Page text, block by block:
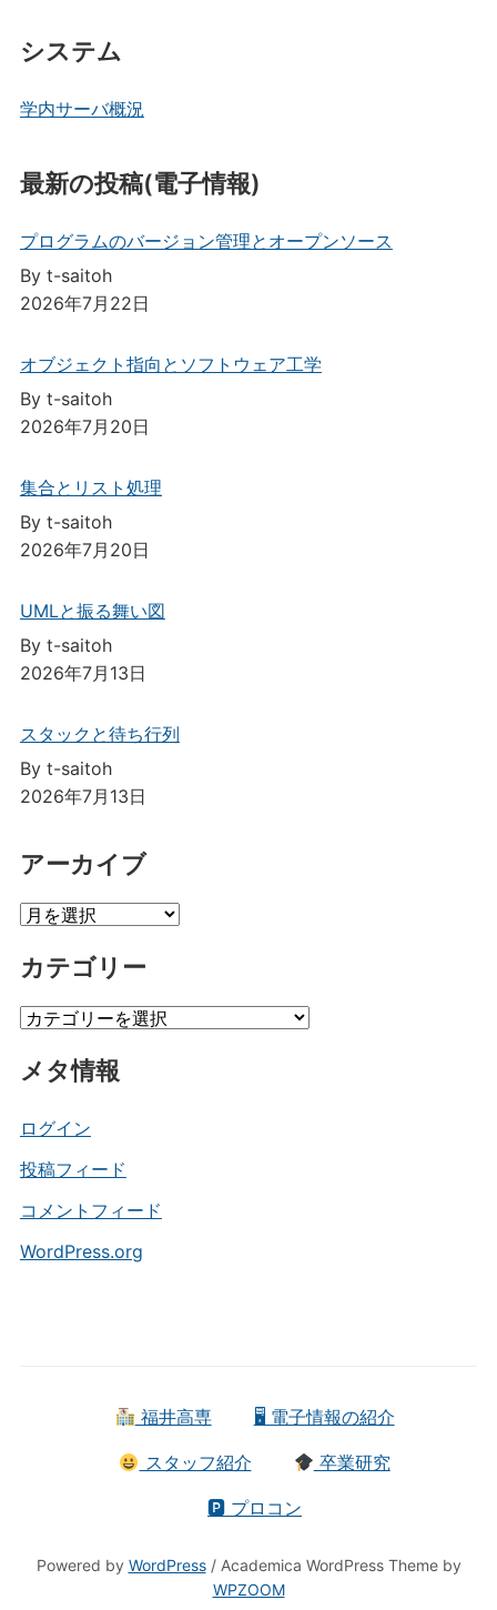
システム
学内サーバ概況
最新の投稿(電子情報)
プログラムのバージョン管理とオープンソース
By t-saitoh
2026年7月22日
オブジェクト指向とソフトウェア工学
By t-saitoh
2026年7月20日
集合とリスト処理
By t-saitoh
2026年7月20日
UMLと振る舞い図
By t-saitoh
2026年7月13日
スタックと待ち行列
By t-saitoh
2026年7月13日
アーカイブ
ア
カ
ブ
カテゴリー
カ
ゴ
ー
メタ情報
ログイン
投稿フィード
コメントフィード
WordPress.org
福井高専 🖥 電子情報の紹介
スタッフ紹介 卒業研究
🅿 プロコン
Powered by WordPress/ Academica WordPress Theme by
WPZOOM